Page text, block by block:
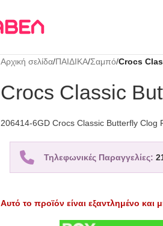
Αρχική σελίδα/ΠΑΙΔΙΚΑ/Σαμπό/Crocs
Crocs Classic
206414-6GD Crocs Classic Butterfly Clog
Τηλεφωνικές Παραγγελίες:
Αυτό το προϊόν είναι εξαντλημένο και